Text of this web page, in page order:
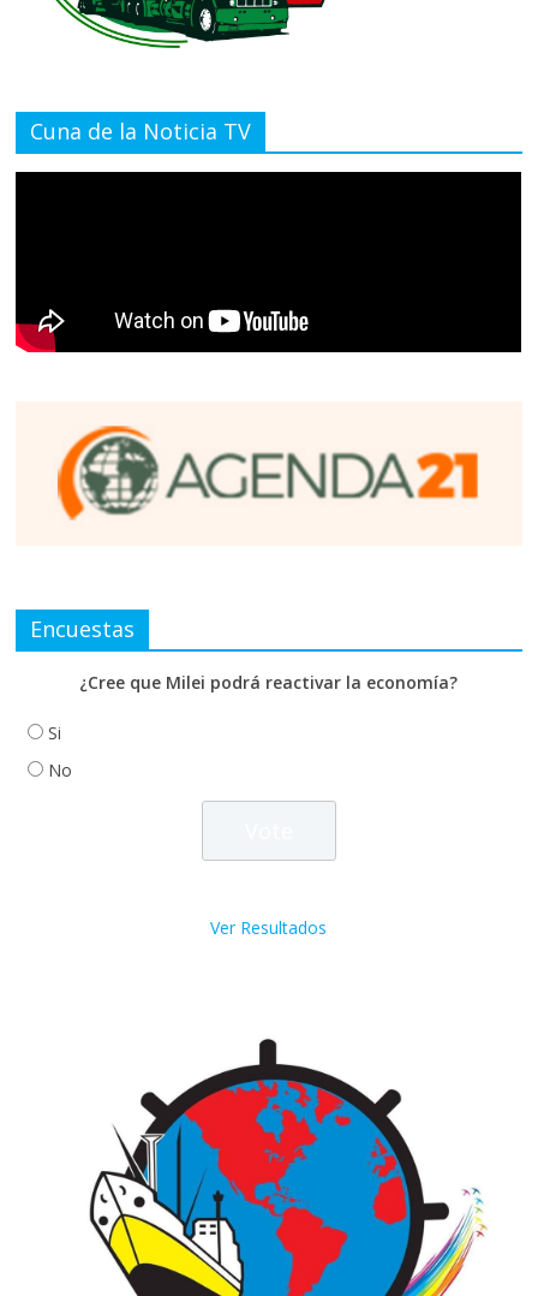
Cuna de la Noticia TV
Encuestas
¿Cree que Milei podrá reactivar la economía?
Si
No
Ver Resultados